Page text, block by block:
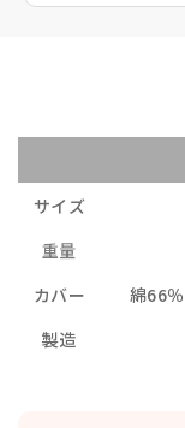
サイズ
重量
カバー
綿66
製造